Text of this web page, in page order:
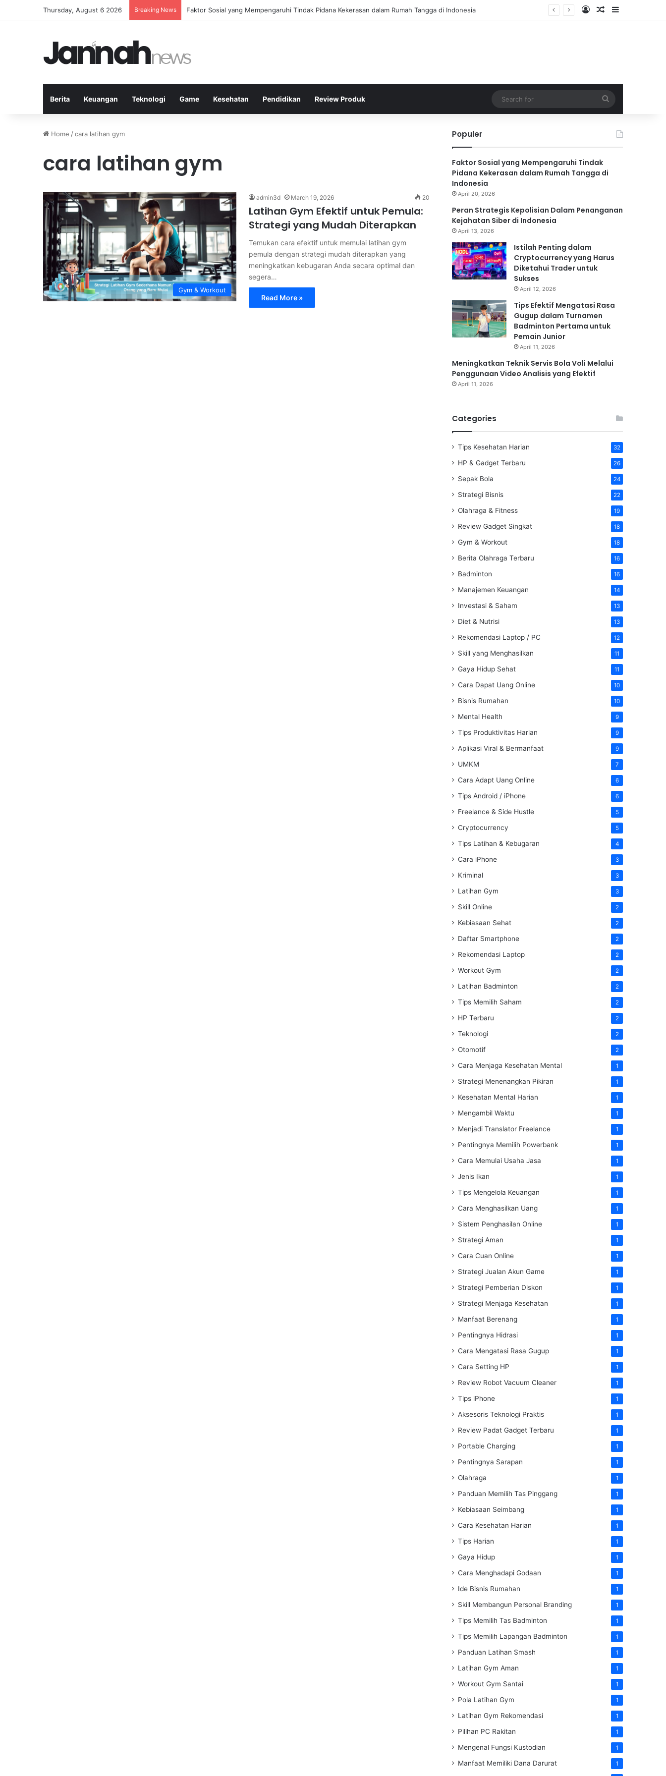
Thursday, August 6 2026 Breaking News Faktor Sosial yang Mempengaruhi Tindak Pidana Kekerasan dalam Rumah Tangga di Indonesia Log InRandom Article
Sidebar
Berita Keuangan Teknologi Game Kesehatan Pendidikan Review Produk
for
Home /cara latihan gym
cara latihan gym
Gym & Workout
admin3d March 19, 2026 20
Latihan Gym Efektif untuk Pemula:
Strategi yang Mudah Diterapkan
Temukan cara efektif untuk memulai latihan gym
pemula dengan strategi mudah diterapkan yang
meningkatkan kebugaran Anda secara optimal dan
segera…
Read More »
Populer
Faktor Sosial yang Mempengaruhi Tindak
Pidana Kekerasan dalam Rumah Tangga di
Indonesia
April 20, 2026
Peran Strategis Kepolisian Dalam Penanganan
Kejahatan Siber di Indonesia
April 13, 2026
Istilah Penting dalam
Cryptocurrency yang Harus
Diketahui Trader untuk
Sukses
April 12, 2026
Tips Efektif Mengatasi Rasa
Gugup dalam Turnamen
Badminton Pertama untuk
Pemain Junior
April 11, 2026
Meningkatkan Teknik Servis Bola Voli Melalui
Penggunaan Video Analisis yang Efektif
April 11, 2026
Categories
Tips Kesehatan Harian 32
HP & Gadget Terbaru 26
Sepak Bola 24
Strategi Bisnis 22
Olahraga & Fitness 19
Review Gadget Singkat 18
Gym & Workout 18
Berita Olahraga Terbaru 16
Badminton 16
Manajemen Keuangan 14
Investasi & Saham 13
Diet & Nutrisi 13
Rekomendasi Laptop / PC 12
Skill yang Menghasilkan 11
Gaya Hidup Sehat 11
Cara Dapat Uang Online 10
Bisnis Rumahan 10
Mental Health 9
Tips Produktivitas Harian 9
Aplikasi Viral & Bermanfaat 9
UMKM 7
Cara Adapt Uang Online 6
Tips Android / iPhone 6
Freelance & Side Hustle 5
Cryptocurrency 5
Tips Latihan & Kebugaran 4
Cara iPhone 3
Kriminal 3
Latihan Gym 3
Skill Online 2
Kebiasaan Sehat 2
Daftar Smartphone 2
Rekomendasi Laptop 2
Workout Gym 2
Latihan Badminton 2
Tips Memilih Saham 2
HP Terbaru 2
Teknologi 2
Otomotif 2
Cara Menjaga Kesehatan Mental 1
Strategi Menenangkan Pikiran 1
Kesehatan Mental Harian 1
Mengambil Waktu 1
Menjadi Translator Freelance 1
Pentingnya Memilih Powerbank 1
Cara Memulai Usaha Jasa 1
Jenis Ikan 1
Tips Mengelola Keuangan 1
Cara Menghasilkan Uang 1
Sistem Penghasilan Online 1
Strategi Aman 1
Cara Cuan Online 1
Strategi Jualan Akun Game 1
Strategi Pemberian Diskon 1
Strategi Menjaga Kesehatan 1
Manfaat Berenang 1
Pentingnya Hidrasi 1
Cara Mengatasi Rasa Gugup 1
Cara Setting HP 1
Review Robot Vacuum Cleaner 1
Tips iPhone 1
Aksesoris Teknologi Praktis 1
Review Padat Gadget Terbaru 1
Portable Charging 1
Pentingnya Sarapan 1
Olahraga 1
Panduan Memilih Tas Pinggang 1
Kebiasaan Seimbang 1
Cara Kesehatan Harian 1
Tips Harian 1
Gaya Hidup 1
Cara Menghadapi Godaan 1
Ide Bisnis Rumahan 1
Skill Membangun Personal Branding 1
Tips Memilih Tas Badminton 1
Tips Memilih Lapangan Badminton 1
Panduan Latihan Smash 1
Latihan Gym Aman 1
Workout Gym Santai 1
Pola Latihan Gym 1
Latihan Gym Rekomendasi 1
Pilihan PC Rakitan 1
Mengenal Fungsi Kustodian 1
Manfaat Memiliki Dana Darurat 1